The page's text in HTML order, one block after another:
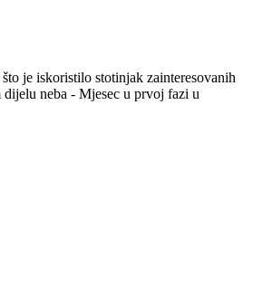
je iskoristilo stotinjak zainteresovanih
dijelu neba - Mjesec u prvoj fazi u